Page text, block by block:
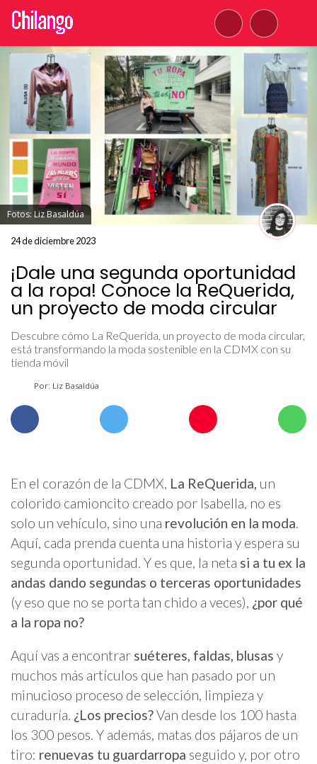
Fotos: Liz Basaldúa
24 de diciembre 2023
¡Dale una segunda oportunidad
a la ropa! Conoce la ReQuerida,
un proyecto de moda circular
Descubre cómo La ReQuerida, un proyecto de moda circular,
está transformando la moda sostenible en la CDMX con su
tienda móvil
Por: Liz Basaldúa
En el corazón de la CDMX, La ReQuerida, un
colorido camioncito creado por Isabella, no es
solo un vehículo, sino una revolución en la moda.
Aquí, cada prenda cuenta una historia y espera su
segunda oportunidad. Y es que, la neta si a tu ex la
andas dando segundas o terceras oportunidades
(y eso que no se porta tan chido a veces), ¿por qué
a la ropa no?
Aquí vas a encontrar suéteres, faldas, blusas y
muchos más artículos que han pasado por un
minucioso proceso de selección, limpieza y
curaduría. ¿Los precios?Van desde los 100 hasta
los 300 pesos. Y además, matas dos pájaros de un
tiro: renuevas tu guardarropa seguido y, por otro